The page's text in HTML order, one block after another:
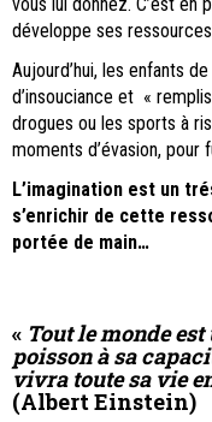
développe ses
Aujourd’hui, les enfants
d’insouciance et «
drogues ou les sports à
moments d’évasion,
L’imagination est un
s’enrichir de cette
portée de main…
« Tout le monde
poisson à sa
vivra toute sa vie
(Albert Einstein)